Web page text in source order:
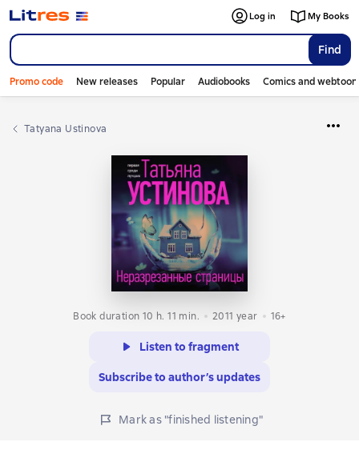
Find
Log in My Books
Promo code New releases Popular Audiobooks Comics and
Tatyana Ustinova
Book duration 10 h. 11 min. 2011 year 16+
Listen to fragment
Subscribe to author’s updates
Mark as "finished listening"